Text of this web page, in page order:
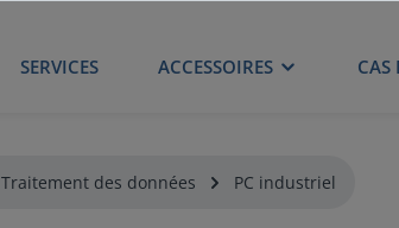
SERVICES ACCESSOIRES CAS
Traitement des données PC industriel